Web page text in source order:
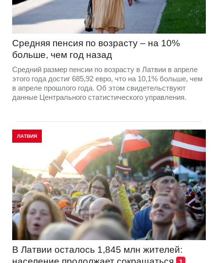
Средняя пенсия по возрасту – на 10%
больше, чем год назад
Средний размер пенсии по возрасту в Латвии в апреле
этого года достиг 685,92 евро, что на 10,1% больше, чем
в апреле прошлого года. Об этом свидетельствуют
данные Центрального статистического управления.
ЛАТВИЯ
В Латвии осталось 1,845 млн жителей: